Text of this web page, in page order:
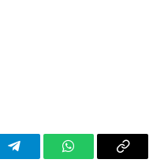
TelegramWhatsAppCopy